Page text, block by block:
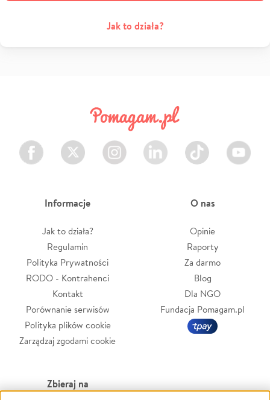
Jak to działa?
Facebook Twitter Instagram LinkedIn TikTok Youtube
Informacje
Jak to działa?
Regulamin
Polityka Prywatności
RODO - Kontrahenci
Kontakt
Porównanie serwisów
Polityka plików cookie
Zarządzaj zgodami cookie
O nas
Opinie
Raporty
Za darmo
Blog
Dla NGO
Fundacja Pomagam.pl
Zbieraj na